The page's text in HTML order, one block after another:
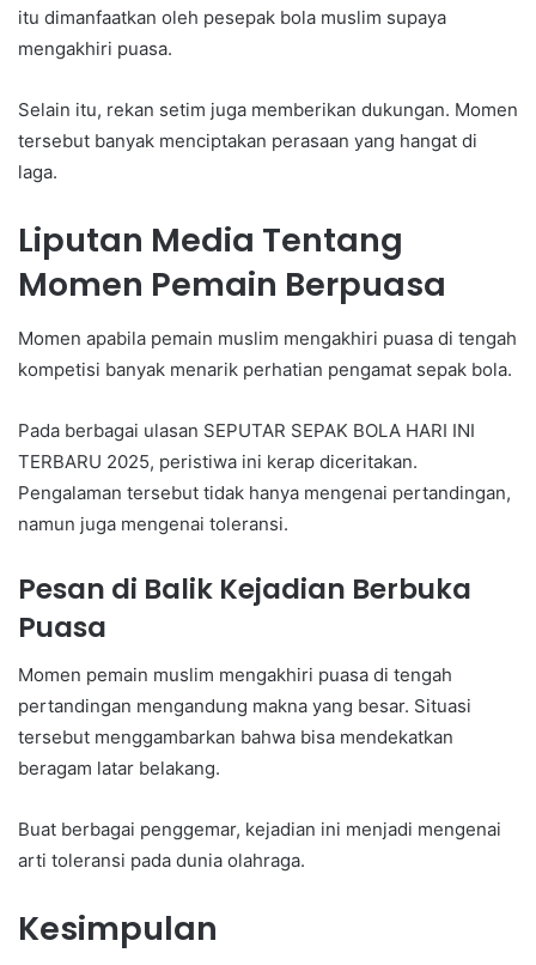
itu dimanfaatkan oleh pesepak bola muslim supaya
mengakhiri puasa.
Selain itu, rekan setim juga memberikan dukungan. Momen
tersebut banyak menciptakan perasaan yang hangat di
laga.
Liputan Media Tentang
Momen Pemain Berpuasa
Momen apabila pemain muslim mengakhiri puasa di tengah
kompetisi banyak menarik perhatian pengamat sepak bola.
Pada berbagai ulasan SEPUTAR SEPAK BOLA HARI INI
TERBARU 2025, peristiwa ini kerap diceritakan.
Pengalaman tersebut tidak hanya mengenai pertandingan,
namun juga mengenai toleransi.
Pesan di Balik Kejadian Berbuka
Puasa
Momen pemain muslim mengakhiri puasa di tengah
pertandingan mengandung makna yang besar. Situasi
tersebut menggambarkan bahwa bisa mendekatkan
beragam latar belakang.
Buat berbagai penggemar, kejadian ini menjadi mengenai
arti toleransi pada dunia olahraga.
Kesimpulan